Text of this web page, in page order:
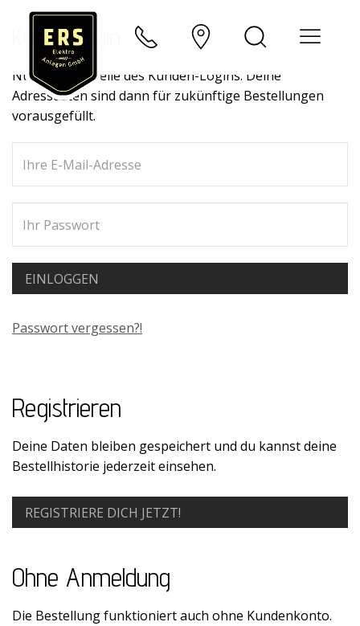
Kundenlogin
Nutze die Vorteile des Kunden-Logins. Deine
Adressdaten sind dann für zukünftige Bestellungen
vorausgefüllt.
Passwort vergessen?!
Registrieren
Deine Daten bleiben gespeichert und du kannst deine
Bestellhistorie jederzeit einsehen.
REGISTRIERE DICH JETZT!
Ohne Anmeldung
Die Bestellung funktioniert auch ohne Kundenkonto.